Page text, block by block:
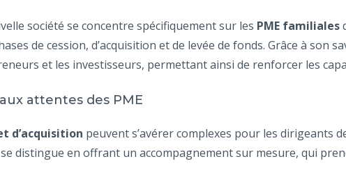
société se concentre spécifiquement sur les PME familiales
de cession, d’acquisition et de levée de fonds. Grâce à son
et les investisseurs, permettant ainsi de renforcer les
attentes des PME
d’acquisition peuvent s’avérer complexes pour les dirigeants
se distingue en offrant un accompagnement sur mesure, qui